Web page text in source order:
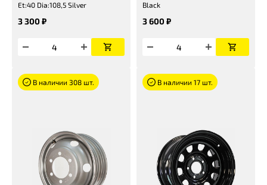
Et:40 Dia:108,5 Silver
3 300 ₽
Black
3 600 ₽
В наличии 308 шт. В наличии 17 шт.